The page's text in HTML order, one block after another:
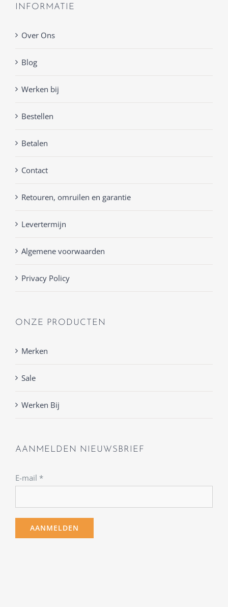
INFORMATIE
Over Ons
Blog
Werken bij
Bestellen
Betalen
Contact
Retouren, omruilen en garantie
Levertermijn
Algemene voorwaarden
Privacy Policy
ONZE PRODUCTEN
Merken
Sale
Werken Bij
AANMELDEN NIEUWSBRIEF
E-mail *